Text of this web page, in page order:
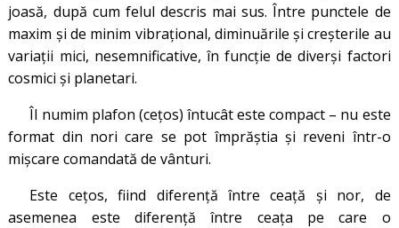
joasă, după cum felul descris mai sus. Între punctele de
maxim și de minim vibrațional, diminuările și creșterile au
variații mici, nesemnificative, în funcție de diverși factori
cosmici și planetari.
Îl numim plafon (cețos) întucât este compact – nu este
format din nori care se pot împrăștia și reveni într-o
mișcare comandată de vânturi.
Este cețos, fiind diferență între ceață și nor, de
asemenea este diferență între ceața pe care o